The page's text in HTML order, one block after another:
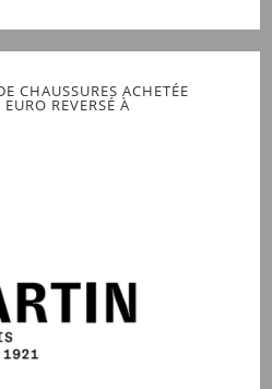
CHAUSSURES ACHETÉE
REVERSÉ À